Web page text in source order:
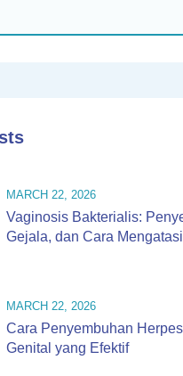
MARCH 22, 2026
Vaginosis Bakterialis:
Gejala, dan Cara
MARCH 22, 2026
Cara Penyembuhan Herpes
Genital yang Efektif